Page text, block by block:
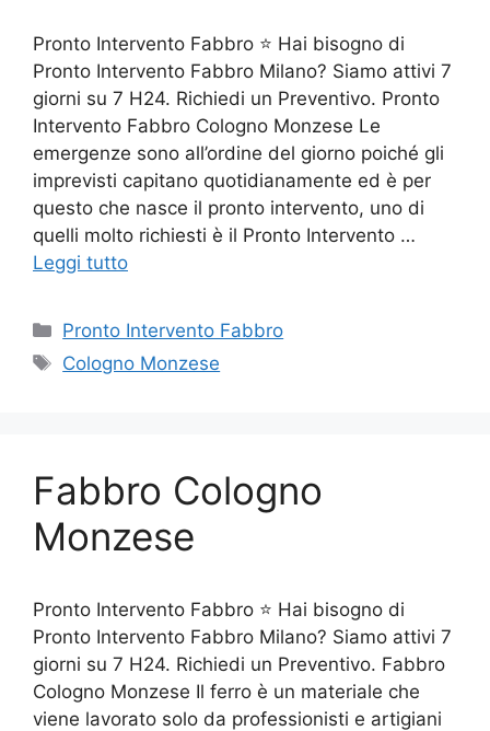
Pronto Intervento Fabbro ⭐ Hai bisogno di
Pronto Intervento Fabbro Milano? Siamo attivi 7
giorni su 7 H24. Richiedi un Preventivo. Pronto
Intervento Fabbro Cologno Monzese Le
emergenze sono all’ordine del giorno poiché gli
imprevisti capitano quotidianamente ed è per
questo che nasce il pronto intervento, uno di
quelli molto richiesti è il Pronto Intervento …
Leggi tutto
Categorie
Pronto Intervento Fabbro
Tag
Cologno Monzese
Fabbro Cologno
Monzese
Pronto Intervento Fabbro ⭐ Hai bisogno di
Pronto Intervento Fabbro Milano? Siamo attivi 7
giorni su 7 H24. Richiedi un Preventivo. Fabbro
Cologno Monzese Il ferro è un materiale che
viene lavorato solo da professionisti e artigiani